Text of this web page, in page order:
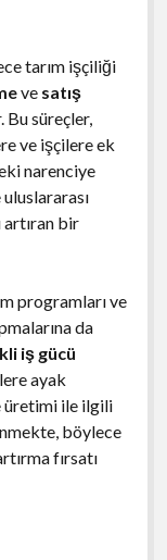
tarım işçiliği
ve satış
Bu süreçler,
ve işçilere ek
narenciye
artıran bir
programları ve
da
iş gücü
ayak
üretimi ile ilgili
böylece
fırsatı